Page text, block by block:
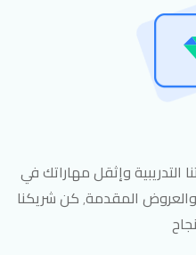
التدريبية وإثقل مهاراتك في
كافة دوراتنا وإستفد من المزايا والعروض المقدمة٬ كن شريكنا